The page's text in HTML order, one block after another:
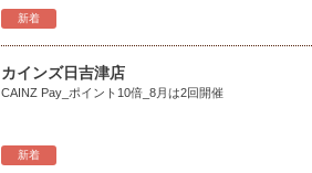
新着
新着
カインズ日吉津店
CAINZ Pay_ポイント10倍_8月は2回開催